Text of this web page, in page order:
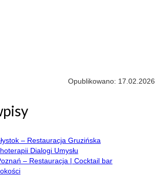
Opublikowano: 17.02.2026
– Restauracja Gruzińska
Dialogi Umysłu
– Restauracja | Cocktail bar